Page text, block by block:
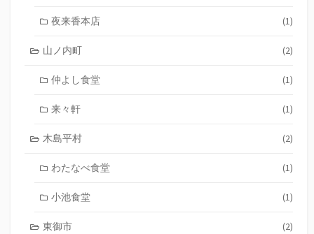
夜来香本店 (1)
山ノ内町 (2)
仲よし食堂 (1)
来々軒 (1)
木島平村 (2)
わたなべ食堂 (1)
小池食堂 (1)
東御市 (2)